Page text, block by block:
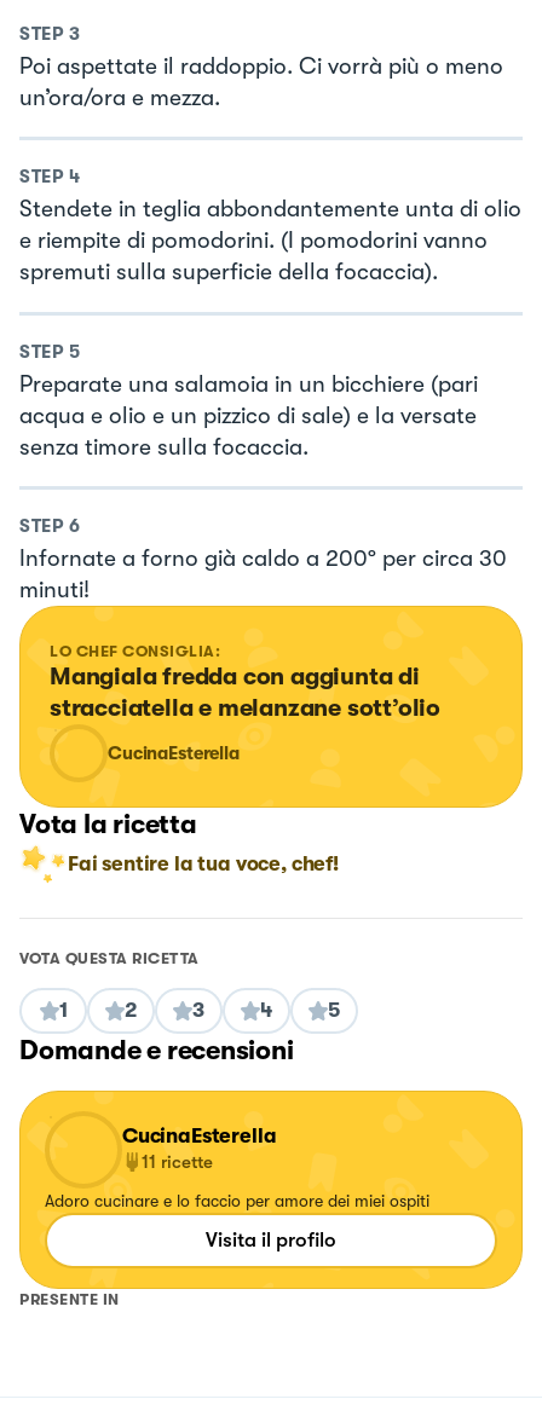
STEP 3
Poi aspettate il raddoppio. Ci vorrà più o meno
un’ora/ora e mezza.
STEP 4
Stendete in teglia abbondantemente unta di olio
e riempite di pomodorini. (I pomodorini vanno
spremuti sulla superficie della focaccia).
STEP 5
Preparate una salamoia in un bicchiere (pari
acqua e olio e un pizzico di sale) e la versate
senza timore sulla focaccia.
STEP 6
Infornate a forno già caldo a 200º per circa 30
minuti!
LO CHEF CONSIGLIA:
Mangiala fredda con aggiunta di
stracciatella e melanzane sott’olio
CucinaEsterella
Vota la ricetta
Fai sentire la tua voce, chef!
VOTA QUESTA RICETTA
1 2 3 4 5
Domande e recensioni
CucinaEsterella
11 ricette
Adoro cucinare e lo faccio per amore dei miei ospiti
Visita il profilo
PRESENTE IN